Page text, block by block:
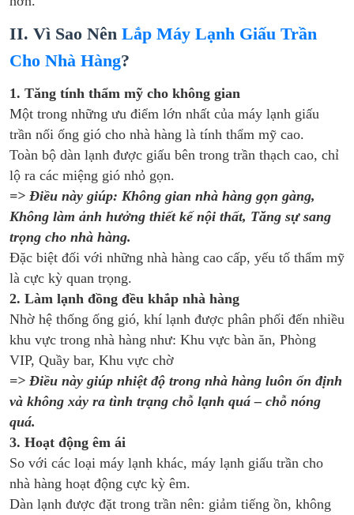
II. Vì Sao Nên Lắp Máy Lạnh Giấu Trần
Cho Nhà Hàng?
1. Tăng tính thẩm mỹ cho không gian
Một trong những ưu điểm lớn nhất của máy lạnh giấu
trần nối ống gió cho nhà hàng là tính thẩm mỹ cao.
Toàn bộ dàn lạnh được giấu bên trong trần thạch cao, chỉ
lộ ra các miệng gió nhỏ gọn.
=> Điều này giúp: Không gian nhà hàng gọn gàng,
Không làm ảnh hưởng thiết kế nội thất, Tăng sự sang
trọng cho nhà hàng.
Đặc biệt đối với những nhà hàng cao cấp, yếu tố thẩm mỹ
là cực kỳ quan trọng.
2. Làm lạnh đồng đều khắp nhà hàng
Nhờ hệ thống ống gió, khí lạnh được phân phối đến nhiều
khu vực trong nhà hàng như: Khu vực bàn ăn, Phòng
VIP, Quầy bar, Khu vực chờ
=> Điều này giúp nhiệt độ trong nhà hàng luôn ổn định
và không xảy ra tình trạng chỗ lạnh quá – chỗ nóng
quá.
3. Hoạt động êm ái
So với các loại máy lạnh khác, máy lạnh giấu trần cho
nhà hàng hoạt động cực kỳ êm.
Dàn lạnh được đặt trong trần nên: giảm tiếng ồn, không